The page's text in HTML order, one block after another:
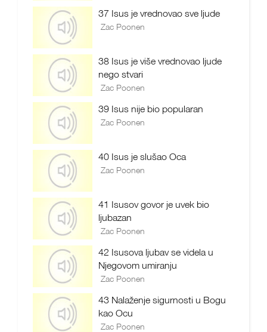
37 Isus je vrednovao sve ljude
Zac Poonen
38 Isus je više vrednovao ljude
nego stvari
Zac Poonen
39 Isus nije bio popularan
Zac Poonen
40 Isus je slušao Oca
Zac Poonen
41 Isusov govor je uvek bio
ljubazan
Zac Poonen
42 Isusova ljubav se videla u
Njegovom umiranju
Zac Poonen
43 Nalaženje sigurnosti u Bogu
kao Ocu
Zac Poonen